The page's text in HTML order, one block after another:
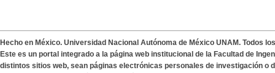
Hecho en México. Universidad Nacional Autónoma de México UNAM. Todos
Este es un portal integrado a la página web institucional de la Facultad de
distintos sitios web, sean páginas electrónicas personales de investigación o